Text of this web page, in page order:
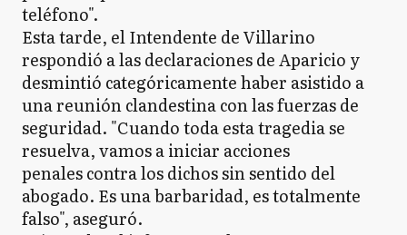
teléfono".
Esta tarde, el Intendente de Villarino
respondió a las declaraciones de Aparicio y
desmintió categóricamente haber asistido a
una reunión clandestina con las fuerzas de
seguridad. "Cuando toda esta tragedia se
resuelva, vamos a iniciar acciones
penales contra los dichos sin sentido del
abogado. Es una barbaridad, es totalmente
falso", aseguró.